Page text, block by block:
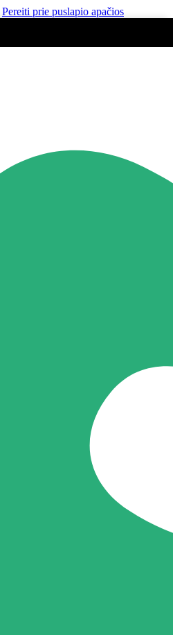
Pereiti prie puslapio apačios